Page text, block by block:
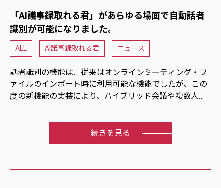
「AI議事録取れる君」があらゆる場面で自動話者
識別が可能になりました。
ALL AI議事録取れる君 ニュース
話者識別の機能は、従来はオンラインミーティング・フ
ァイルのインポート時に利用可能な機能でしたが、この
度の新機能の実装により、ハイブリッド会議や複数人で
ご利用方法につきましては、以下のURLをクリックし
て、内容をご確認ください。
続きを見る